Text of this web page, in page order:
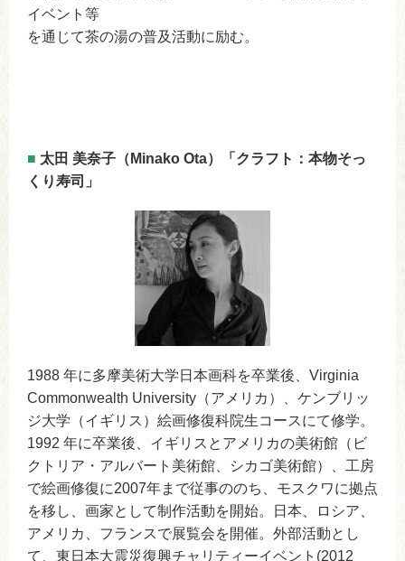
イベント等
を通じて茶の湯の普及活動に励む。
■ 太田 美奈子（Minako Ota）「クラフト：本物そっ
くり寿司」
1988 年に多摩美術大学日本画科を卒業後、Virginia
Commonwealth University（アメリカ）、ケンブリッ
ジ大学（イギリス）絵画修復科院生コースにて修学。
1992 年に卒業後、イギリスとアメリカの美術館（ビ
クトリア・アルバート美術館、シカゴ美術館）、工房
で絵画修復に2007年まで従事ののち、モスクワに拠点
を移し、画家として制作活動を開始。日本、ロシア、
アメリカ、フランスで展覧会を開催。外部活動とし
て、東日本大震災復興チャリティーイベント(2012